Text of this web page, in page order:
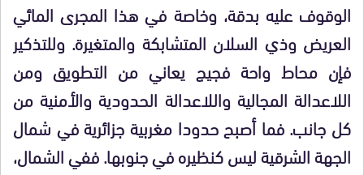
الوقوف عليه بدقة، وخاصة في هذا المجرى المائي
العريض وذي السلان المتشابكة والمتغيرة. وللتذكير
فإن محاط واحة فجيج يعاني من التطويق ومن
اللاعدالة المجالية واللاعدالة الحدودية والأمنية من
كل جانب. فما أصبح حدودا مغربية جزائرية في شمال
الجهة الشرقية ليس كنظيره في جنوبها. ففي الشمال،